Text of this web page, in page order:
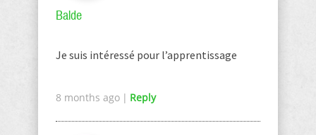
Balde
Je suis intéressé pour l’apprentissage
8 months ago | Reply